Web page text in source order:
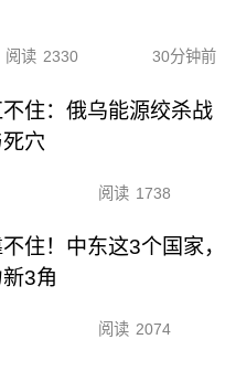
阅读 2330 30分钟前
住：俄乌能源绞杀战
穴
阅读 1738
住！中东这3个国家，
3角
阅读 2074